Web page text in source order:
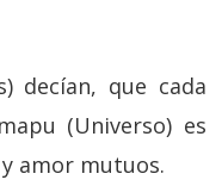
decían, que cada
(Universo) es
amor mutuos.